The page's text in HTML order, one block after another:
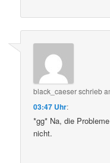
black_caeserschrieb
03:47 Uhr:
*gg* Na, die
nicht.